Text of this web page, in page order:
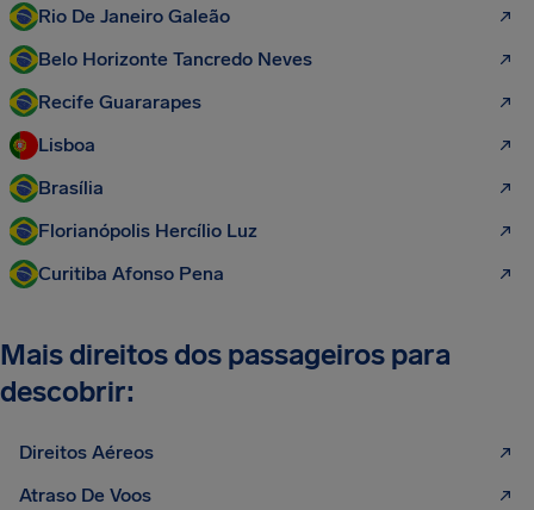
Rio De Janeiro Galeão
Belo Horizonte Tancredo Neves
Recife Guararapes
Lisboa
Brasília
Florianópolis Hercílio Luz
Curitiba Afonso Pena
Mais direitos dos passageiros para
descobrir:
Direitos Aéreos
Atraso De Voos